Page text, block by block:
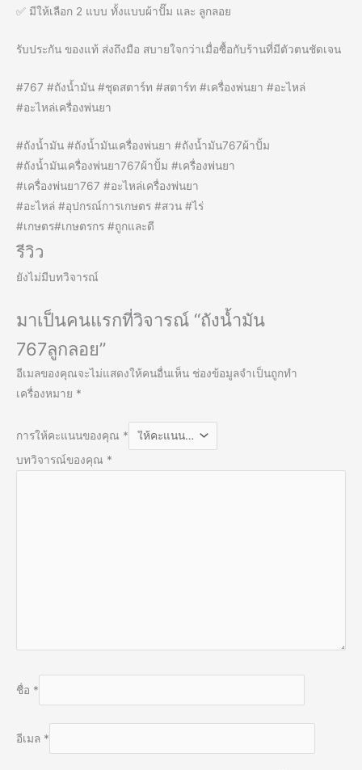
✅ มีให้เลือก 2 แบบ ทั้งแบบผ้าปั๊ม และ ลูกลอย
รับประกัน ของแท้ ส่งถึงมือ สบายใจกว่าเมื่อซื้อกับร้านที่มีตัวตนชัดเจน
#767 #ถังน้ำมัน #ชุดสตาร์ท #สตาร์ท #เครื่องพ่นยา #อะไหล่
#อะไหล่เครื่องพ่นยา
#ถังน้ำมัน #ถังน้ำมันเครื่องพ่นยา #ถังน้ำมัน767ผ้าปั้ม
#ถังน้ำมันเครื่องพ่นยา767ผ้าปั้ม #เครื่องพ่นยา
#เครื่องพ่นยา767 #อะไหล่เครื่องพ่นยา
#อะไหล่ #อุปกรณ์การเกษตร #สวน #ไร่
#เกษตร#เกษตรกร #ถูกและดี
รีวิว
ยังไม่มีบทวิจารณ์
มาเป็นคนแรกที่วิจารณ์ “ถังน้ำมัน
767ลูกลอย”
อีเมลของคุณจะไม่แสดงให้คนอื่นเห็น ช่องข้อมูลจำเป็นถูกทำ
เครื่องหมาย *
การให้คะแนนของคุณ *
บทวิจารณ์ของคุณ *
ชื่อ *
อีเมล *